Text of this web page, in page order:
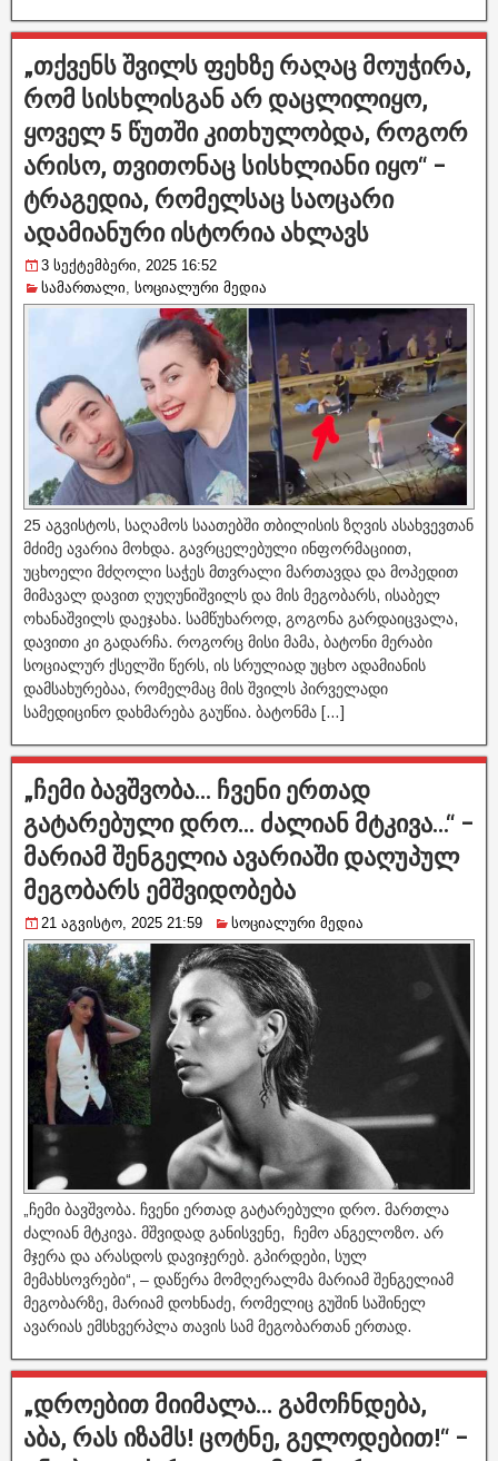
„თქვენს შვილს ფეხზე რაღაც მოუჭირა,
რომ სისხლისგან არ დაცლილიყო,
ყოველ 5 წუთში კითხულობდა, როგორ
არისო, თვითონაც სისხლიანი იყო“ –
ტრაგედია, რომელსაც საოცარი
ადამიანური ისტორია ახლავს
3 სექტემბერი, 2025 16:52
სამართალი, სოციალური მედია
25 აგვისტოს, საღამოს საათებში თბილისის ზღვის ასახვევთან
მძიმე ავარია მოხდა. გავრცელებული ინფორმაციით,
უცხოელი მძღოლი საჭეს მთვრალი მართავდა და მოპედით
მიმავალ დავით ღუღუნიშვილს და მის მეგობარს, ისაბელ
ოხანაშვილს დაეჯახა. სამწუხაროდ, გოგონა გარდაიცვალა,
დავითი კი გადარჩა. როგორც მისი მამა, ბატონი მერაბი
სოციალურ ქსელში წერს, ის სრულიად უცხო ადამიანის
დამსახურებაა, რომელმაც მის შვილს პირველადი
სამედიცინო დახმარება გაუწია. ბატონმა […]
„ჩემი ბავშვობა… ჩვენი ერთად
გატარებული დრო… ძალიან მტკივა…“ –
მარიამ შენგელია ავარიაში დაღუპულ
მეგობარს ემშვიდობება
21 აგვისტო, 2025 21:59 სოციალური მედია
„ჩემი ბავშვობა. ჩვენი ერთად გატარებული დრო. მართლა
ძალიან მტკივა. მშვიდად განისვენე, ჩემო ანგელოზო. არ
მჯერა და არასდოს დავიჯერებ. გპირდები, სულ
მემახსოვრები“, – დაწერა მომღერალმა მარიამ შენგელიამ
მეგობარზე, მარიამ დოხნაძე, რომელიც გუშინ საშინელ
ავარიას ემსხვერპლა თავის სამ მეგობართან ერთად.
„დროებით მიიმალა… გამოჩნდება,
აბა, რას იზამს! ცოტნე, გელოდებით!“ –